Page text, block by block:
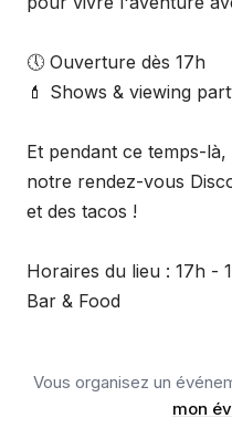
🕔 Ouverture dès 17h
💄 Shows & viewing
Et pendant ce temps-
notre rendez-vous
et des tacos !
Horaires du lieu : 17h -
Bar & Food
Vous organisez un
mon